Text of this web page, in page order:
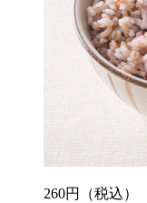
260円 （税込）